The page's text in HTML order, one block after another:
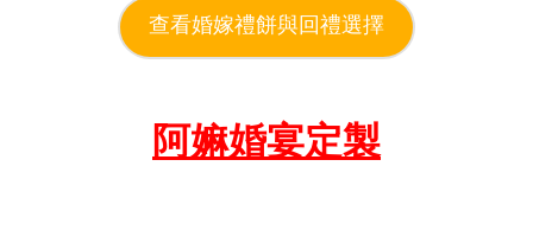
查看婚嫁禮餅與回禮選擇
阿嫲婚宴定製